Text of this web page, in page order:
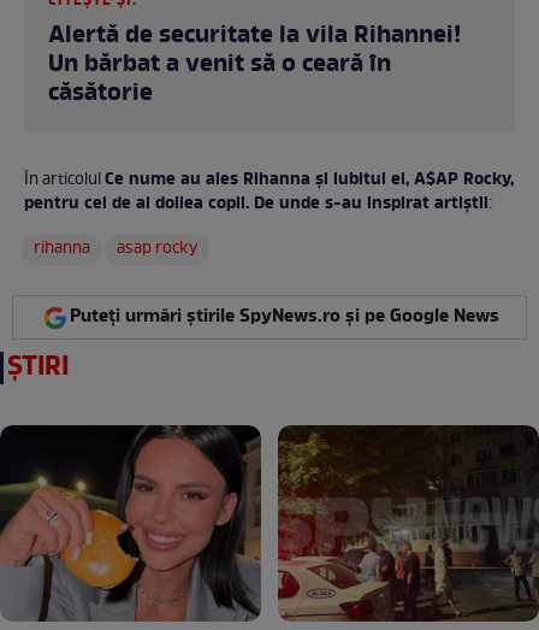
Alertă de securitate la vila Rihannei!
Un bărbat a venit să o ceară în
căsătorie
În articolulCe nume au ales Rihanna și iubitul ei, A$AP Rocky,
pentru cel de al doilea copil. De unde s-au inspirat artiștii:
rihanna
asap rocky
Puteți urmări știrile SpyNews.ro și pe Google News
ȘTIRI